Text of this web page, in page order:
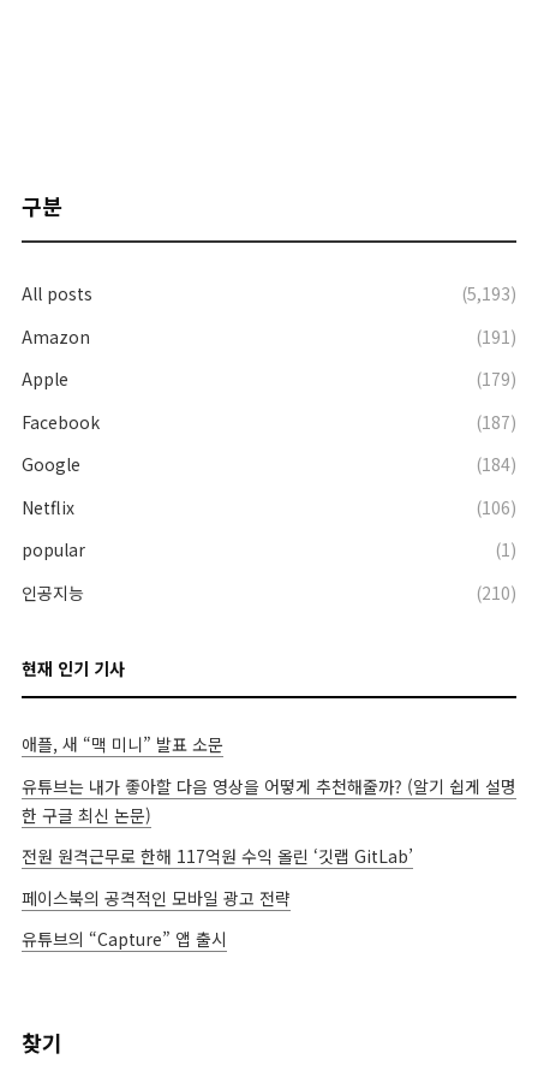
구분
All posts
(5,193)
Amazon
(191)
Apple
(179)
Facebook
(187)
Google
(184)
Netflix
(106)
popular
(1)
인공지능
(210)
현재 인기 기사
애플, 새 “맥 미니” 발표 소문
유튜브는 내가 좋아할 다음 영상을 어떻게 추천해줄까? (알기 쉽게 설명
한 구글 최신 논문)
전원 원격근무로 한해 117억원 수익 올린 ‘깃랩 GitLab’
페이스북의 공격적인 모바일 광고 전략
유튜브의 “Capture” 앱 출시
찾기